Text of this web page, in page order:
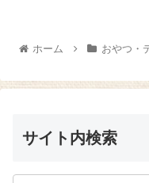
3gを溶かして砂糖 ...
ホーム おやつ・
サイト内検索